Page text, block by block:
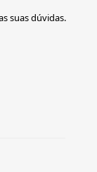
suas dúvidas.